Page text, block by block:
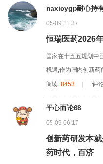
泰还有大规模的销售费
naxicygp耐心持
05-09 11:37
恒瑞医药2026
国家在十五五规划中
机遇,作为国内创新药
创新药将迎来高速发
公司有10款创新药首
阅读 8453 评
平心而论68
05-09 06:17
创新药研发本
药时代，百济